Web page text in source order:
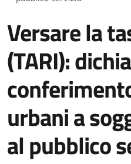
Versare la
(TARI):
urbani a
al pubblico